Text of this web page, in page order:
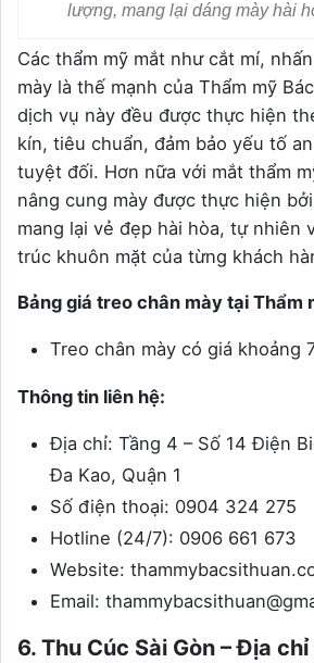
lượng, mang lại dáng mày hài
Các thẩm mỹ mắt như cắt mí,
mày là thế mạnh của Thẩm mỹ
dịch vụ này đều được thực hiện
kín, tiêu chuẩn, đảm bảo yếu tố
tuyệt đối. Hơn nữa với mắt thẩm
nâng cung mày được thực hiện
mang lại vẻ đẹp hài hòa, tự nhiên
trúc khuôn mặt của từng khách
Bảng giá treo chân mày tại Thẩm
Treo chân mày có giá khoảng
Thông tin liên hệ:
Địa chỉ: Tầng 4 – Số 14 Điện
Đa Kao, Quận 1
Số điện thoại: 0904 324 275
Hotline (24/7): 0906 661 673
Website:
Email:
6. Thu Cúc Sài Gòn – Địa